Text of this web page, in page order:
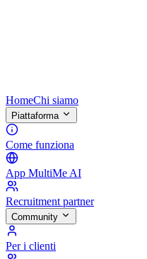
HomeChi siamo
Piattaforma
Come funziona
App MultiMe AI
Recruitment partner
Community
Per i clienti